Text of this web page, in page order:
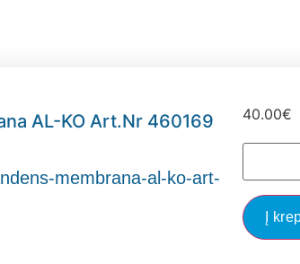
AL-KO Art.Nr 460169
membrana-al-ko-art-
40.00€
Į